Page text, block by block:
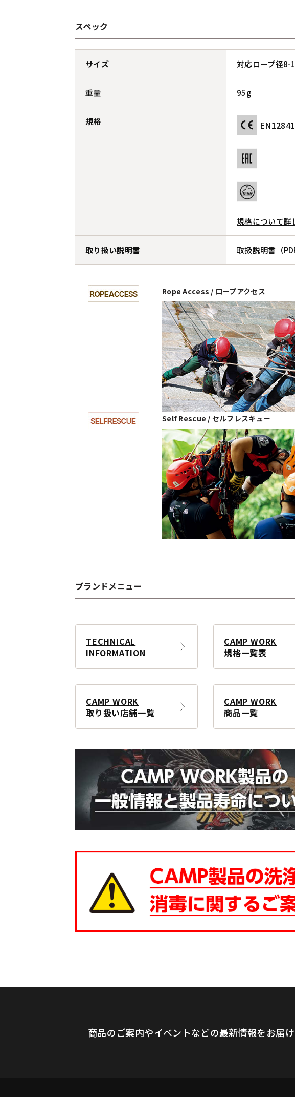
スペック
サイズ 対応ロープ径8-
重量 95g
規格
規格について詳
取り扱い説明書 取扱説明書（
Rope Access / ロープアクセス
Self Rescue / セルフレスキュー
ブランドメニュー
TECHNICAL
INFORMATION
CAMP WORK
規格一覧表
CAMP WORK
取り扱い店舗一覧
CAMP WORK
商品一覧
商品のご案内やイベントなどの最新情報をお届け